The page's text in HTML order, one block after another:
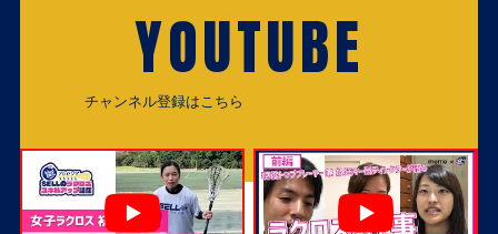
YOUTUBE
チャンネル登録はこちら